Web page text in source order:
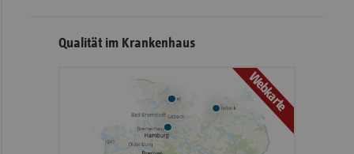
Qualität im Krankenhaus
Webkarte